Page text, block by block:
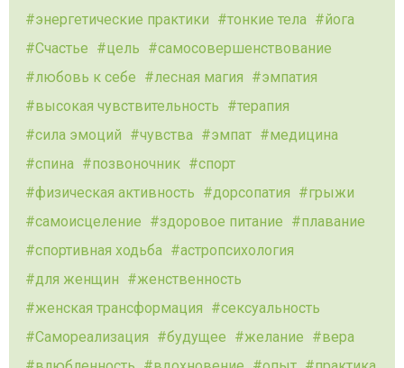
энергетические практики
тонкие тела
йога
Счастье
цель
самосовершенствование
любовь к себе
лесная магия
эмпатия
высокая чувствительность
терапия
сила эмоций
чувства эмпат
медицина
спина
позвоночник
спорт
физическая активность
дорсопатия
грыжи
самоисцеление
здоровое питание
плавание
спортивная ходьба
астропсихология
для женщин
женственность
женская трансформация
сексуальность
Самореализация
будущее желание
вера